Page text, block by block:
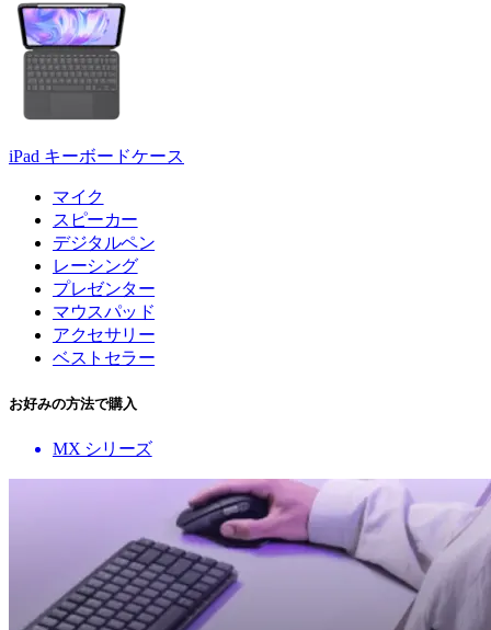
iPad キーボードケース
マイク
スピーカー
デジタルペン
レーシング
プレゼンター
マウスパッド
アクセサリー
ベストセラー
お好みの方法で購入
MX シリーズ